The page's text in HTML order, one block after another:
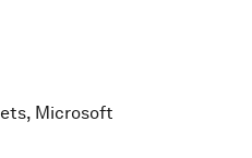
Microsoft